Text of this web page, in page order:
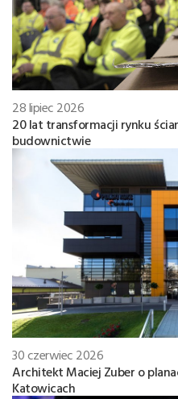
28 lipiec 2026
20 lat transformacji rynku
budownictwie
30 czerwiec 2026
Architekt Maciej Zuber o
Katowicach